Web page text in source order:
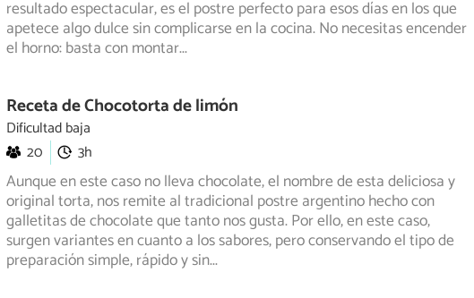
resultadoespectacular, es el postre perfecto para esos días en los que
apetece algo dulce sin complicarse en la cocina. No necesitas encender
el horno: basta con montar...
Receta de Chocotorta de limón
Dificultad baja
20
3h
Aunque en este caso no lleva chocolate, el nombre de esta deliciosa y
original torta, nos remite al tradicional postre argentino hecho con
galletitasde chocolate que tanto nos gusta. Por ello, en este caso,
surgen variantes en cuanto a los sabores, pero conservando el tipo de
preparación simple, rápido y sin...